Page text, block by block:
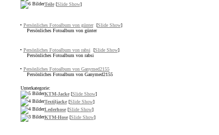
Teile[Slide Show]
• Persönliches Fotoalbum von günter [Slide Show]
Persönliches Fotoalbum von günter
• Persönliches Fotoalbum von rabsi [Slide Show]
Persönliches Fotoalbum von rabsi
• Persönliches Fotoalbum von Ganymed2155
Persönliches Fotoalbum von Ganymed2155
Unterkategorie:
KTM-Jacke[Slide Show]
Textiljacke[Slide Show]
Lederhose[Slide Show]
KTM-Hose[Slide Show]